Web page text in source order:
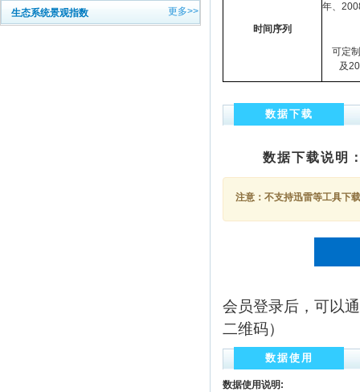
生态系统景观指数 更多>>
时间序列
年、
可定
及
数据下载
数据下载说明
注意：不支持迅雷等工具下
会员登录后，可以
二维码）
数据使用
数据使用说明: